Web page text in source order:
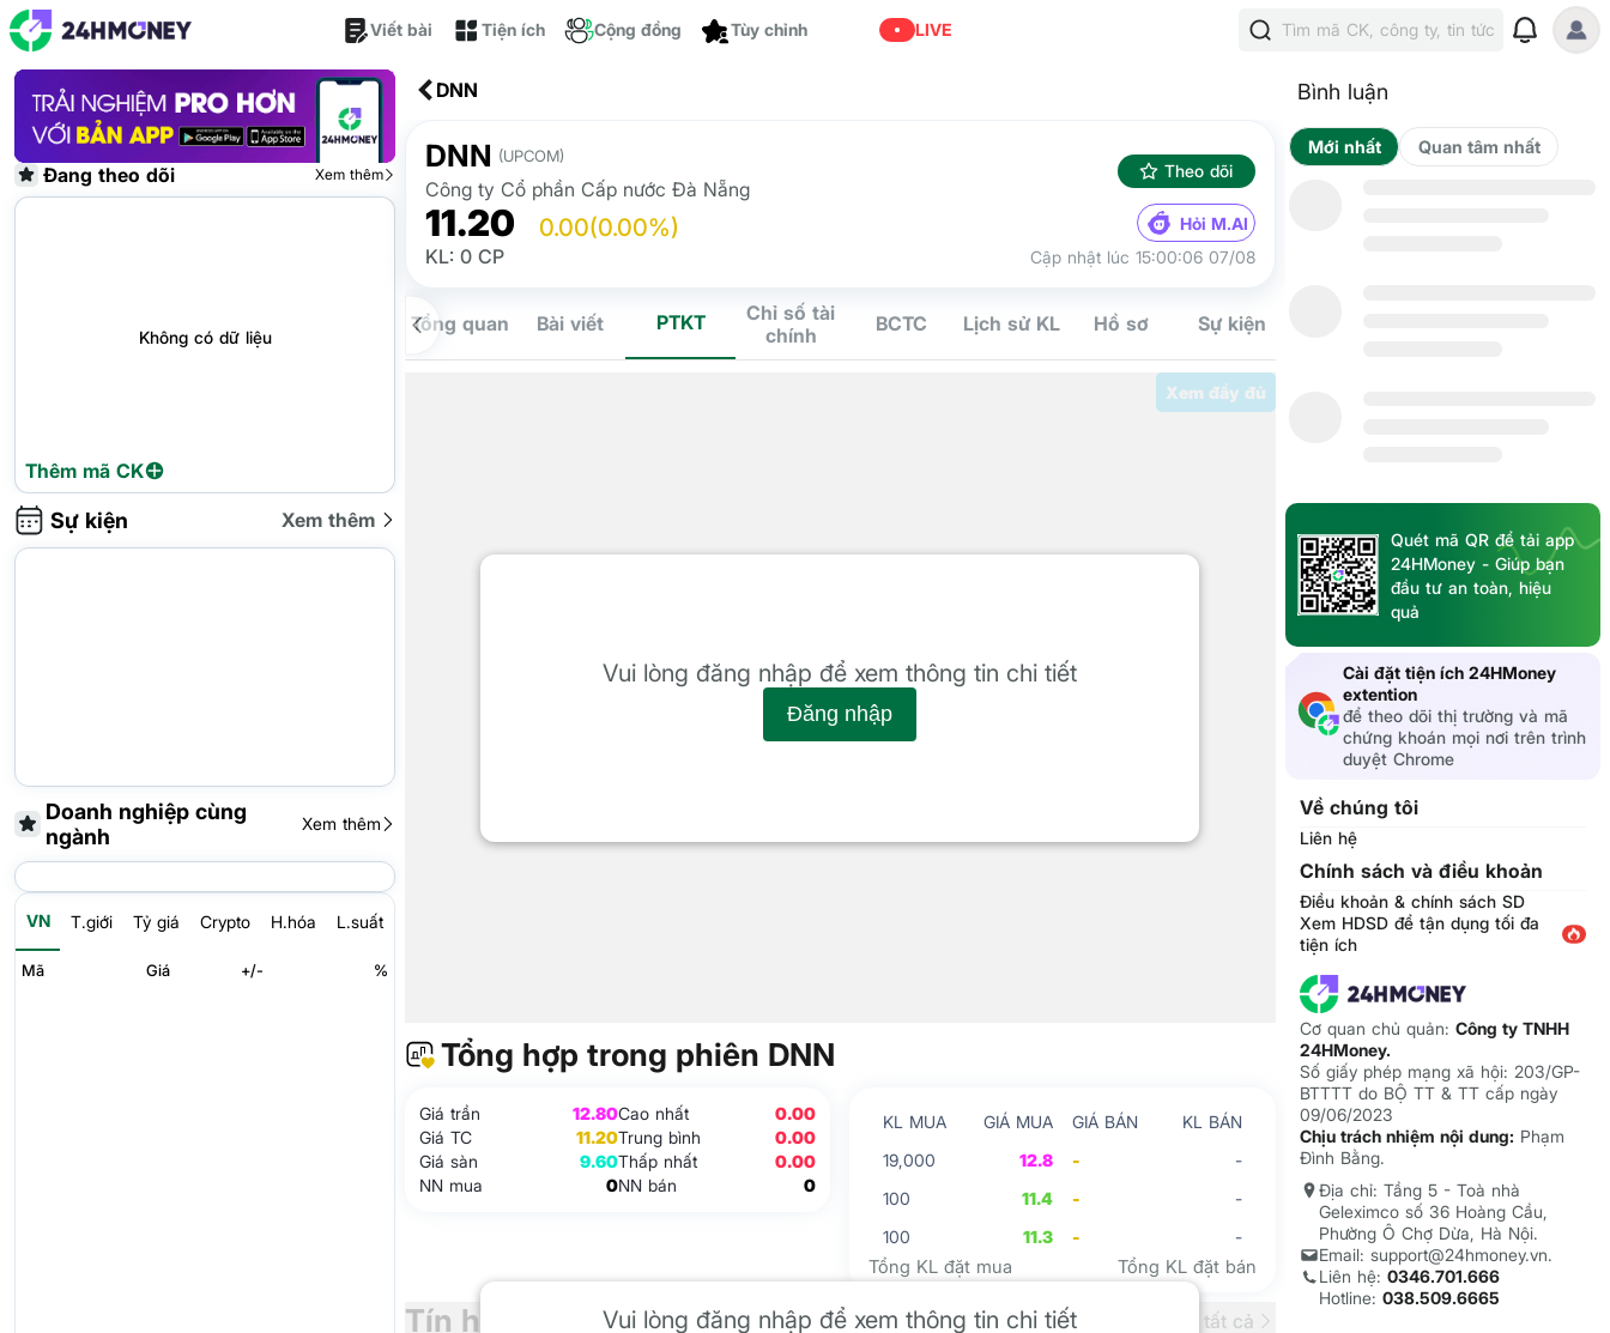
Viết bài Tiện ích
Cộng đồng
LIVE Tìm mã CK, công ty, tin tức
Đang theo dõi Xem thêm
Không có dữ liệu
Thêm mã CK
Sự kiện Xem thêm
Doanh nghiệp cùng
ngành
Xem thêm
VN T.giới Tỷ giá Crypto H.hóa L.suất
Mã Giá +/- %
DNN
DNN (UPCOM)
Công ty Cổ phần Cấp nước Đà Nẵng
Theo dõi
11.20 0.00(0.00%) Hỏi M.AI
KL: 0 CP Cập nhật lúc 15:00:06 07/08
Tổng quan Bài viết PTKT
Chỉ số tài
chính
BCTC Lịch sử KL Hồ sơ Sự kiện
Xem đầy đủ
Vui lòng đăng nhập để xem thông tin chi tiết
Đăng nhập
Tổng hợp trong phiên DNN
Giá trần
12.80
Giá TC
11.20
Giá sàn
9.60
NN mua
0
Cao nhất
0.00
Trung bình
0.00
Thấp nhất
0.00
NN bán
0
KL MUA GIÁ MUA GIÁ BÁN
KL BÁN
19,000
12.8 -
-
100
11.4 -
-
100
11.3 - -
Tổng KL đặt mua Tổng KL đặt bán
Tín hiệu kỹ thuật Xem tất cả
Vui lòng đăng nhập để xem thông tin chi tiết
Bình luận
Mới nhất
Quét mã QR để tải app
24HMoney - Giúp bạn
đầu tư an toàn, hiệu
quả
Cài đặt tiện ích 24HMoney
extention
để theo dõi thị trường và mã
chứng khoán mọi nơi trên trình
duyệt Chrome
Về chúng tôi
Liên hệ
Chính sách và điều khoản
Điều khoản & chính sách SD
Xem HDSD để tận dụng tối đa
tiện ích
Cơ quan chủ quản: Công ty TNHH
24HMoney.
Số giấy phép mạng xã hội: 203/GP-
BTTTT do BỘ TT & TT cấp ngày
09/06/2023
Chịu trách nhiệm nội dung: Phạm
Đình Bằng.
Địa chỉ: Tầng 5 - Toà nhà
Geleximco số 36 Hoàng Cầu,
Phường Ô Chợ Dừa, Hà Nội.
Email: support@24hmoney.vn.
Liên hệ: 0346.701.666
Hotline: 038.509.6665